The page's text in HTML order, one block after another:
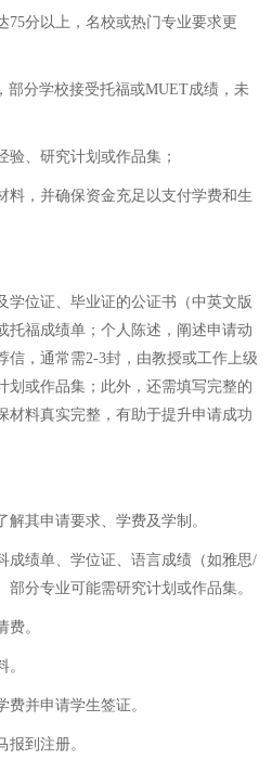
75分以上，名校或热门专业要求更
部分学校接受托福或MUET成绩，未
验、研究计划或作品集；
料，并确保资金充足以支付学费和生
学位证、毕业证的公证书（中英文版
托福成绩单；个人陈述，阐述申请动
信，通常需2-3封，由教授或工作上级
划或作品集；此外，还需填写完整的
材料真实完整，有助于提升申请成功
其申请要求、学费及学制。
成绩单、学位证、语言成绩（如雅思/
分专业可能需研究计划或作品集。
费。
并申请学生签证。
到注册。